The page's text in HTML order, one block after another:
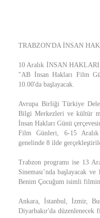
TRABZON'DA İNSAN
10 Aralık İNSAN HAKLARI
"AB İnsan Hakları Film
10.00'da başlayacak.
Avrupa Birliği Türkiye
Bilgi Merkezleri ve kültür
İnsan Hakları Günü
Film Günleri, 6-15
genelinde 8 ilde
Trabzon programı ise 13
Sineması’nda başlayacak
Benim Çocuğum isimli
Ankara, İstanbul, İzmir,
Diyarbakır'da düzenlenecek